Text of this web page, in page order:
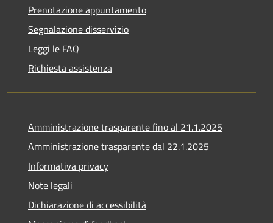
Prenotazione appuntamento
Segnalazione disservizio
Leggi le FAQ
Richiesta assistenza
Amministrazione trasparente fino al 21.1.2025
Amministrazione trasparente dal 22.1.2025
Informativa privacy
Note legali
Dichiarazione di accessibilità